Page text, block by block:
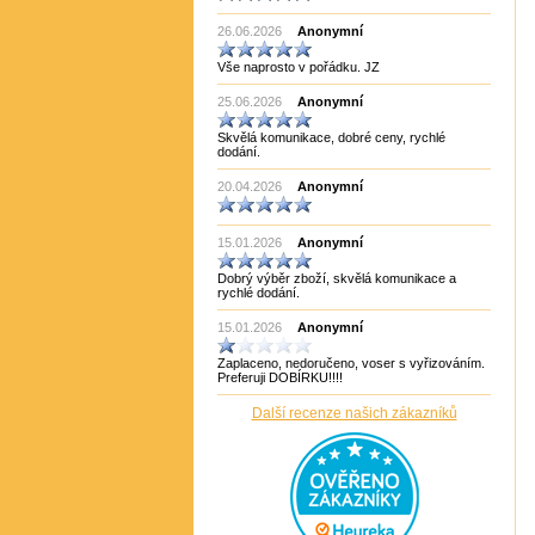
Made in India CHOPRA
Made in Taiwan
Manopoulos
MF3
mf8
MoYu
Německo
Německo Bartl
Německo HCM
New Pelikan
Old Pelikan
Out of the blue
Philos
Piatnik
Puzzle Master Kanada
QiYi
RADEMIC
Recent Toys
Robetoy
Robetoy,Bartl
Rubiks
Rumunsko
ShengShou)
Sonic Games
Speedstack USA
26.06.2026 Anonymní
Vše naprosto v pořádku. JZ
25.06.2026 Anonymní
Skvělá komunikace, dobré ceny, rychlé
dodání.
20.04.2026 Anonymní
15.01.2026 Anonymní
Dobrý výběr zboží, skvělá komunikace a
rychlé dodání.
15.01.2026 Anonymní
Zaplaceno, nedoručeno, voser s vyřizováním.
Preferuji DOBÍRKU!!!!
Další recenze našich zákazníků